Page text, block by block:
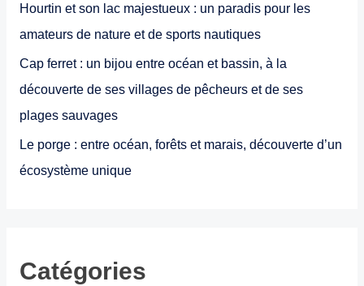
Hourtin et son lac majestueux : un paradis pour les
amateurs de nature et de sports nautiques
Cap ferret : un bijou entre océan et bassin, à la
découverte de ses villages de pêcheurs et de ses
plages sauvages
Le porge : entre océan, forêts et marais, découverte d’un
écosystème unique
Catégories